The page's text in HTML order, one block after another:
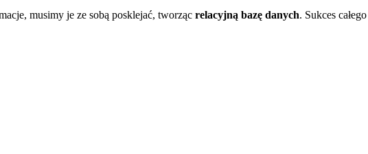
musimy je ze sobą posklejać, tworząc relacyjną bazę danych. Sukces całego